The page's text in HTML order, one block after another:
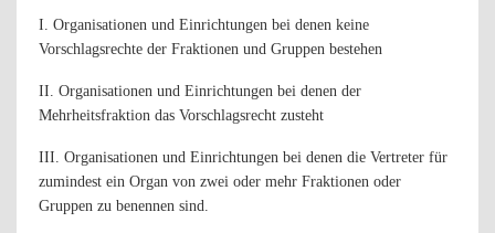
I. Organisationen und Einrichtungen bei denen keine
Vorschlagsrechte der Fraktionen und Gruppen bestehen
II. Organisationen und Einrichtungen bei denen der
Mehrheitsfraktion das Vorschlagsrecht zusteht
III. Organisationen und Einrichtungen bei denen die Vertreter für
zumindest ein Organ von zwei oder mehr Fraktionen oder
Gruppen zu benennen sind.